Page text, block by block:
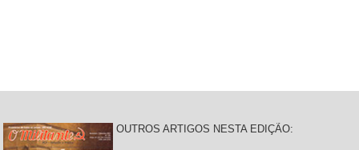
OUTROS ARTIGOS NESTA EDIÇÃO: